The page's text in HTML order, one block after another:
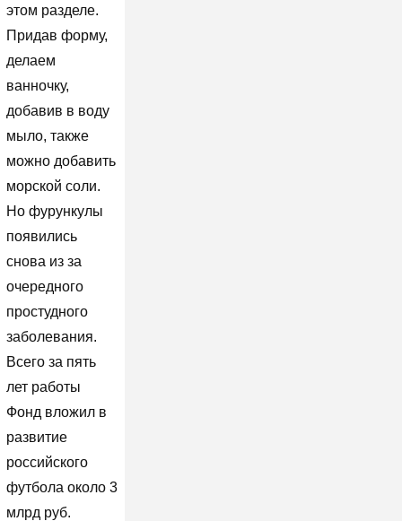
этом разделе.
Придав форму,
делаем
ванночку,
добавив в воду
мыло, также
можно добавить
морской соли.
Но фурункулы
появились
снова из за
очередного
простудного
заболевания.
Всего за пять
лет работы
Фонд вложил в
развитие
российского
футбола около 3
млрд руб.